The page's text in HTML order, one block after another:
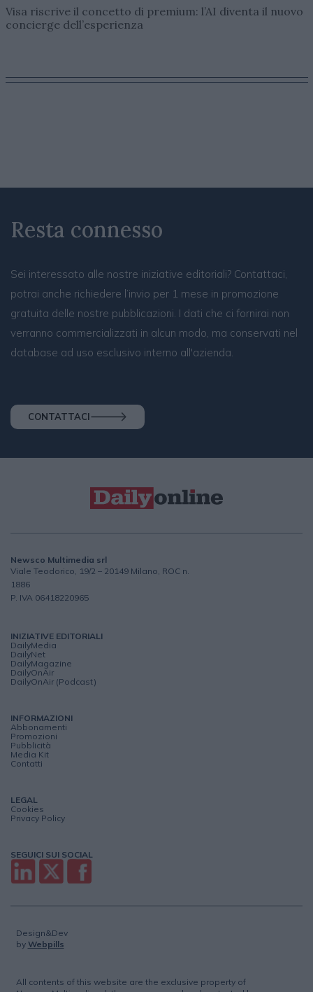
Visa riscrive il concetto di premium: l’AI diventa il nuovo
concierge dell’esperienza
Resta connesso
Sei interessato alle nostre iniziative editoriali? Contattaci,
potrai anche richiedere l’invio per 1 mese in promozione
gratuita delle nostre pubblicazioni. I dati che ci fornirai non
verranno commercializzati in alcun modo, ma conservati nel
database ad uso esclusivo interno all'azienda.
CONTATTACI
Newsco Multimedia srl
Viale Teodorico, 19/2 – 20149 Milano, ROC n.
1886
P. IVA 06418220965
INIZIATIVE EDITORIALI
DailyMedia
DailyNet
DailyMagazine
DailyOnAir
DailyOnAir (Podcast)
INFORMAZIONI
Abbonamenti
Promozioni
Pubblicità
Media Kit
Contatti
LEGAL
Cookies
Privacy Policy
SEGUICI SUI SOCIAL
Design&Dev
by Webpills
All contents of this website are the exclusive property of